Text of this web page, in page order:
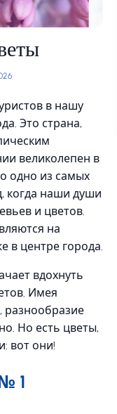
в нашу
Это страна,
великолепен в
одно из самых
когда наши души
и цветов.
на
в центре города.
вдохнуть
Имея
разнообразие
Но есть цветы,
вот они!
1